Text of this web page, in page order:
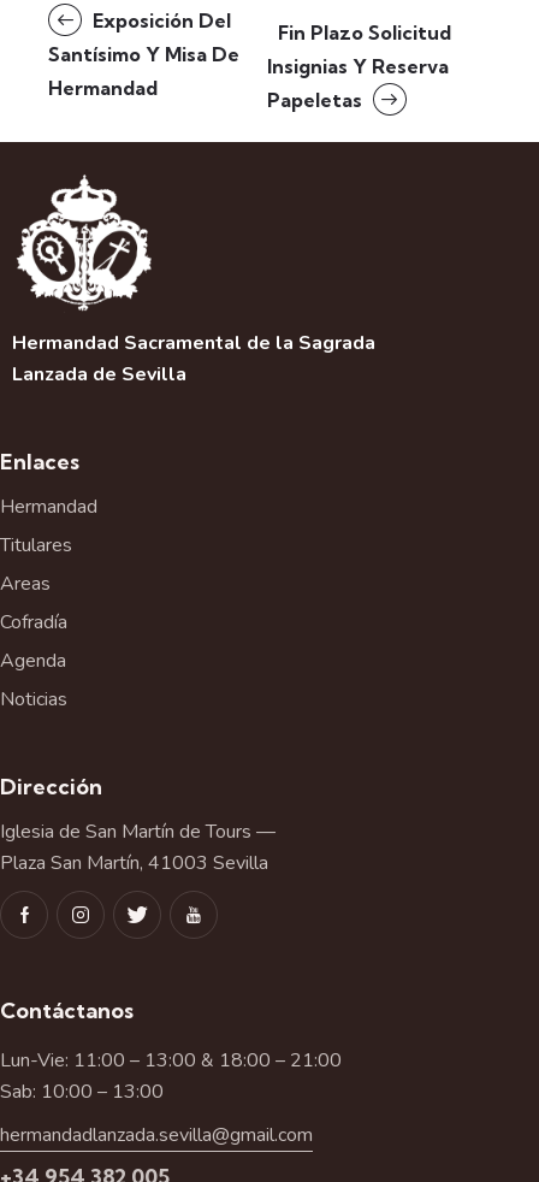
N
a
v
e
c
i
ó
n
d
e
l
n
t
o
Exposición Del
Santísimo Y Misa De
Hermandad
Fin Plazo Solicitud
Insignias Y Reserva
Papeletas
Hermandad Sacramental de la Sagrada
Lanzada de Sevilla
Enlaces
Hermandad
Titulares
Areas
Cofradía
Agenda
Noticias
Dirección
Iglesia de San Martín de Tours —
Plaza San Martín, 41003 Sevilla
Contáctanos
Lun-Vie: 11:00 – 13:00 & 18:00 – 21:00
Sab: 10:00 – 13:00
hermandadlanzada.sevilla@gmail.com